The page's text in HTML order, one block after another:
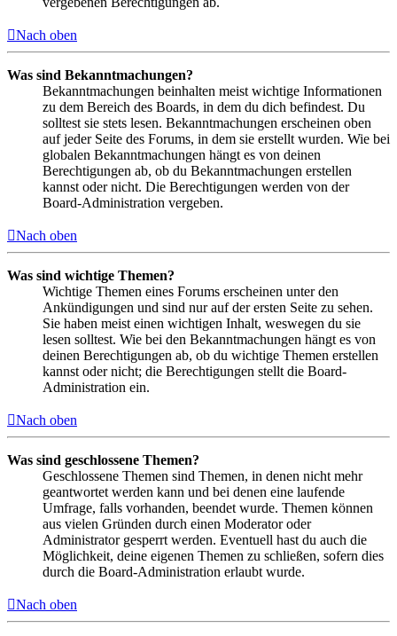
Nach oben
Was sind Bekanntmachungen?
Bekanntmachungen beinhalten meist wichtige Informationen
zu dem Bereich des Boards, in dem du dich befindest. Du
solltest sie stets lesen. Bekanntmachungen erscheinen oben
auf jeder Seite des Forums, in dem sie erstellt wurden. Wie bei
globalen Bekanntmachungen hängt es von deinen
Berechtigungen ab, ob du Bekanntmachungen erstellen
kannst oder nicht. Die Berechtigungen werden von der
Board-Administration vergeben.
Nach oben
Was sind wichtige Themen?
Wichtige Themen eines Forums erscheinen unter den
Ankündigungen und sind nur auf der ersten Seite zu sehen.
Sie haben meist einen wichtigen Inhalt, weswegen du sie
lesen solltest. Wie bei den Bekanntmachungen hängt es von
deinen Berechtigungen ab, ob du wichtige Themen erstellen
kannst oder nicht; die Berechtigungen stellt die Board-
Administration ein.
Nach oben
Was sind geschlossene Themen?
Geschlossene Themen sind Themen, in denen nicht mehr
geantwortet werden kann und bei denen eine laufende
Umfrage, falls vorhanden, beendet wurde. Themen können
aus vielen Gründen durch einen Moderator oder
Administrator gesperrt werden. Eventuell hast du auch die
Möglichkeit, deine eigenen Themen zu schließen, sofern dies
durch die Board-Administration erlaubt wurde.
Nach oben